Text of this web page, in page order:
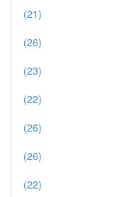
(21)
(26)
(23)
(22)
(26)
(26)
(22)